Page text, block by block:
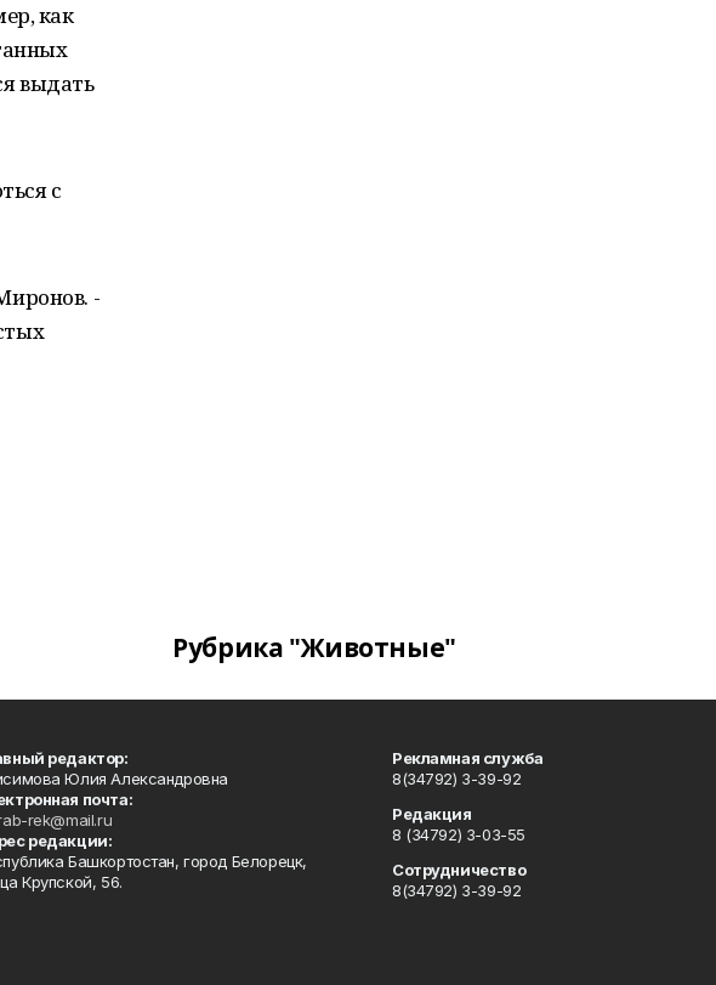
как
выдать
с
-
Рубрика "Животные"
редактор:
Юлия Александровна
почта:
rek@mail.ru
редакции:
Башкортостан, город Белорецк,
Крупской, 56.
Рекламная служба
8(34792) 3-39-92
Редакция
8 (34792) 3-03-55
Сотрудничество
8(34792) 3-39-92